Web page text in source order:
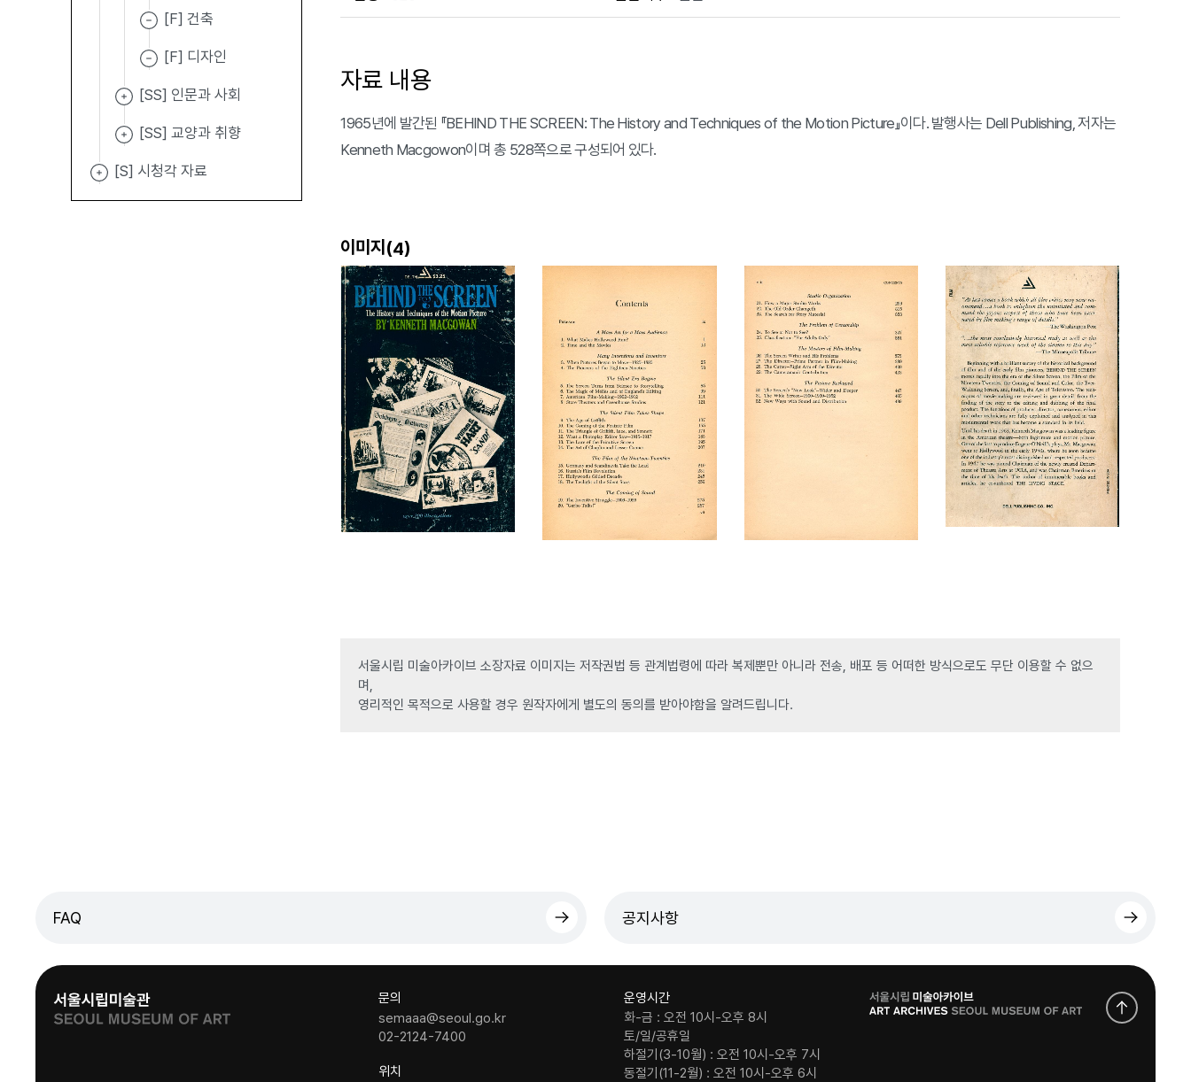
[F] 건축
[F] 디자인
[SS] 인문과 사회
[SS] 교양과 취향
[S] 시청각 자료
자료 내용
1965년에 발간된 『BEHIND THE SCREEN: The History and Techniques of the Motion Picture』이다. 발행사는 Dell Publishing, 저자는
Kenneth Macgowon이며 총 528쪽으로 구성되어 있다.
이미지(4)
서울시립 미술아카이브 소장자료 이미지는 저작권법 등 관계법령에 따라 복제뿐만 아니라 전송, 배포 등 어떠한 방식으로도 무단 이용할 수 없으
며,
영리적인 목적으로 사용할 경우 원작자에게 별도의 동의를 받아야함을 알려드립니다.
FAQ 공지사항
문의
semaaa@seoul.go.kr
02-2124-7400
위치
운영시간
화-금 : 오전 10시-오후 8시
토/일/공휴일
하절기(3-10월) : 오전 10시-오후 7시
동절기(11-2월) : 오전 10시-오후 6시
로
고